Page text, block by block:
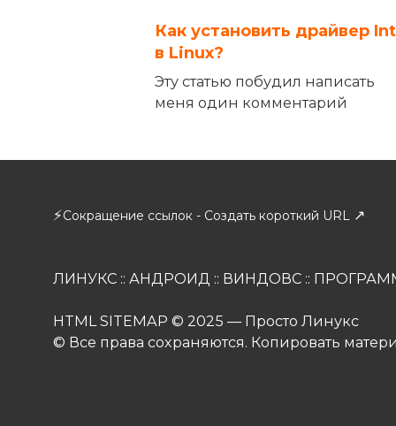
Как установить драйвер
в Linux?
Эту статью побудил написать
меня один комментарий
⚡Сокращение ссылок - Создать короткий URL ↗
ЛИНУКС :: АНДРОИД :: ВИНДОВС ::
HTML SITEMAP © 2025 — Просто Линукс
© Все права сохраняются. Копировать